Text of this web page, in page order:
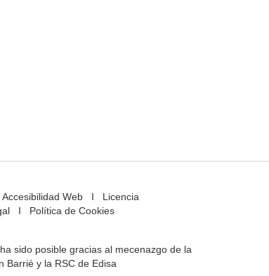
Accesibilidad WebI Licencia
I Política de Cookies
sido posible gracias al mecenazgo de la
Barrié y la RSC de Edisa